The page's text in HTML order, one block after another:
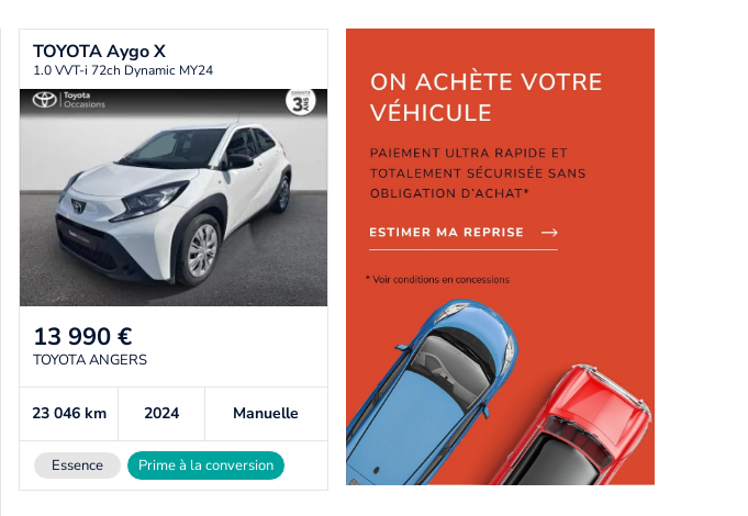
TOYOTAAygo X
1.0 VVT-i 72ch Dynamic MY24
13 990 €
TOYOTA ANGERS
23 046 km 2024 Manuelle
Essence Prime à la conversion